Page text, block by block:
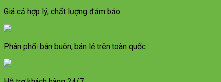
Giá cả hợp lý, chất lượng đảm bảo
Phân phối bán buôn, bán lẻ trên toàn quốc